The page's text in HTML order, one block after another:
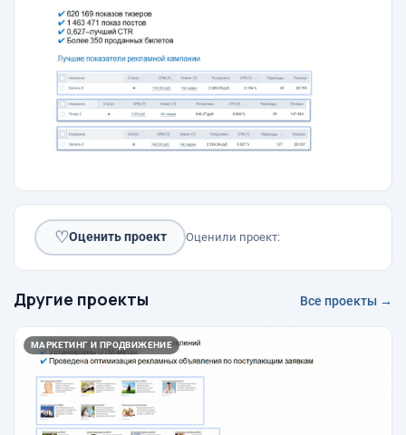
♡Оценить проект Оценили проект:
Другие проекты Все проекты →
МАРКЕТИНГ И ПРОДВИЖЕНИЕ